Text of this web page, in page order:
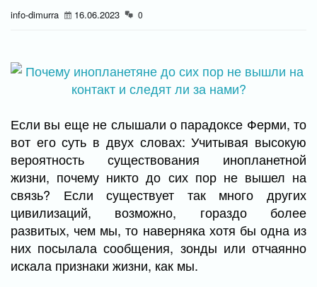
info-dimurra 16.06.2023 0
Если вы еще не слышали о парадоксе Ферми, то
вот его суть в двух словах: Учитывая высокую
вероятность существования инопланетной
жизни, почему никто до сих пор не вышел на
связь? Если существует так много других
цивилизаций, возможно, гораздо более
развитых, чем мы, то наверняка хотя бы одна из
них посылала сообщения, зонды или отчаянно
искала признаки жизни, как мы.